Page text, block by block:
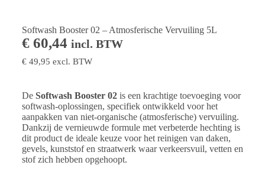
Softwash Booster 02 – Atmosferische Vervuiling 5L
€60,44 incl. BTW
€49,95 excl. BTW
De Softwash Booster 02is een krachtige toevoeging voor
softwash-oplossingen, specifiek ontwikkeld voor het
aanpakken van niet-organische (atmosferische) vervuiling.
Dankzij de vernieuwde formule met verbeterde hechting is
dit product de ideale keuze voor het reinigen van daken,
gevels, kunststof en straatwerk waar verkeersvuil, vetten en
stof zich hebben opgehoopt.